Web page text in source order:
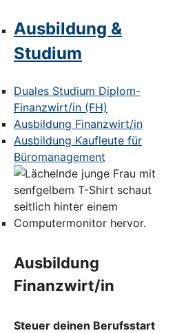
Ausbildung &
Studium
Duales Studium Diplom-
Finanzwirt/in (FH)
Ausbildung Finanzwirt/in
Ausbildung Kaufleute für
Büromanagement
Ausbildung
Finanzwirt/in
Steuer deinen Berufsstart